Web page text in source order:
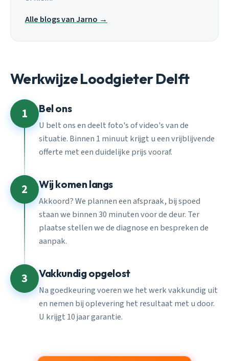
Alle blogs van Jarno →
Werkwijze Loodgieter Delft
1 Bel ons
U belt ons en deelt foto's of video's van de
situatie. Binnen 1 minuut krijgt u een vrijblijvende
offerte met een duidelijke prijs vooraf.
2 Wij komen langs
Akkoord? We plannen een afspraak, bij spoed
staan we binnen 30 minuten voor de deur. Ter
plaatse stellen we de diagnose en bespreken de
aanpak.
3 Vakkundig opgelost
Na goedkeuring voeren we het werk vakkundig uit
en nemen bij oplevering het resultaat met u door.
U krijgt 10 jaar garantie.